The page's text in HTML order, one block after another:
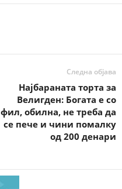
Следна објава
Најбараната торта за
Велигден: Богата е со
фил, обилна, не треба да
се пече и чини помалку
од 200 дeнари